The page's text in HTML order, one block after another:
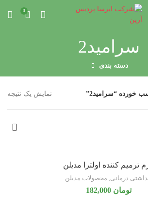
0
سرامید2
دسته بندی
خورده “سرامید2” نمایش یک نتیجه
ترمیم کننده اولترا مدیلن
درمانی, محصولات مدیلن
تومان